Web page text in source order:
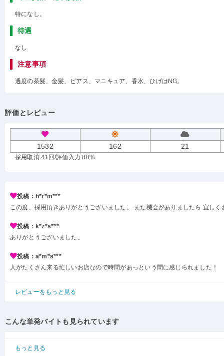
特になし。
待遇
なし
注意事項
過度の茶髪、金髪、ピアス、マニキュア、香水、ひげはNG。
評価とレビュー
1532 162 21
採用取消 41回/評価入力 88%
投稿：h*r*m***
この度、採用頂きありがとうございました。 また機会がありましたら 宜しく
投稿：k*z*s***
ありがとうございました。
投稿：a*m*s***
人がたくさん来る忙しいお店なので時間があっという間に感じられました！
レビューをもっと見る
こんな単発バイトも見られています
もっと見る